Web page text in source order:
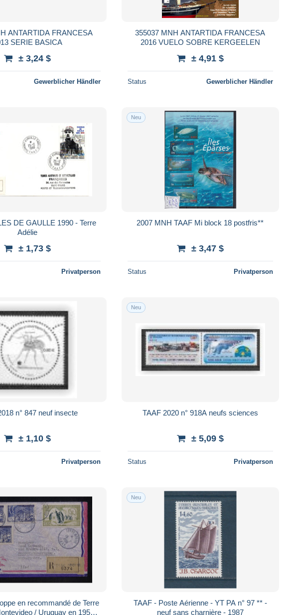
ANTARTIDA FRANCESA
SERIE BASICA
± 3,24 $
Gewerblicher Händler
355037 MNH ANTARTIDA FRANCESA
2016 VUELO SOBRE KERGEELEN
± 4,91 $
Status Gewerblicher Händler
DE GAULLE 1990 - Terre
Adélie
± 1,73 $
Privatperson
Neu
2007 MNH TAAF Mi block 18 postfris**
± 3,47 $
Status Privatperson
n° 847 neuf insecte
± 1,10 $
Privatperson
Neu
TAAF 2020 n° 918A neufs sciences
± 5,09 $
Status Privatperson
en recommandé de Terre
Neu
TAAF - Poste Aérienne - YT PA n° 97 ** -
neuf sans charnière - 1987